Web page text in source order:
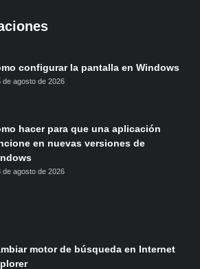
configurar la pantalla en Windows
de agosto de 2026
hacer para que una aplicación
en nuevas versiones de
de agosto de 2026
motor de búsqueda en Internet